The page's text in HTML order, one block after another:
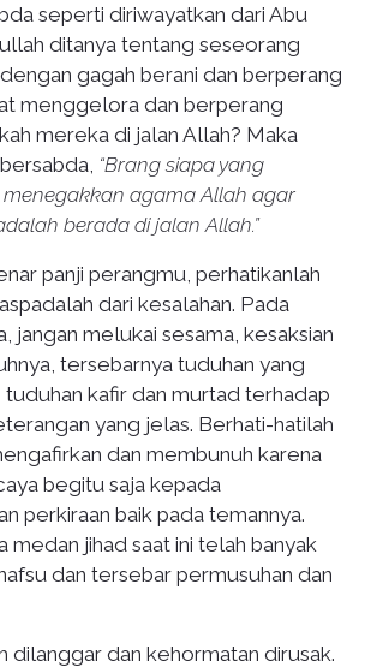
seperti diriwayatkan dari Abu
ditanya tentang seseorang
gagah berani dan berperang
menggelora dan berperang
mereka di jalan Allah? Maka
“Brang siapa yang
agama Allah agar
berada di jalan Allah.”
panji perangmu, perhatikanlah
dari kesalahan. Pada
jangan melukai sesama, kesaksian
tersebarnya tuduhan yang
kafir dan murtad terhadap
yang jelas. Berhati-hatilah
dan membunuh karena
begitu saja kepada
perkiraan baik pada temannya.
medan jihad saat ini telah banyak
dan tersebar permusuhan dan
dilanggar dan kehormatan dirusak.